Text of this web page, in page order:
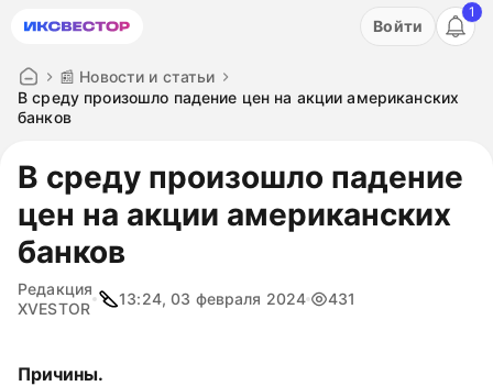
Акция: бесплатный пробный период на 3 дня!
Войти
1
📰 Новости и статьи
​​В среду произошло падение цен на акции американских
банков
​​В среду произошло падение
цен на акции американских
банков
Редакция
XVESTOR
13:24, 03 февраля 2024 431
Причины.